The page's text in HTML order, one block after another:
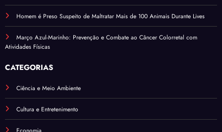
Homem é Preso Suspeito de Maltratar Mais de 100 Animais Durante Lives
Março Azul-Marinho: Prevenção e Combate ao Câncer Colorretal com
Atividades Físicas
CATEGORIAS
Ciência e Meio Ambiente
Cultura e Entretenimento